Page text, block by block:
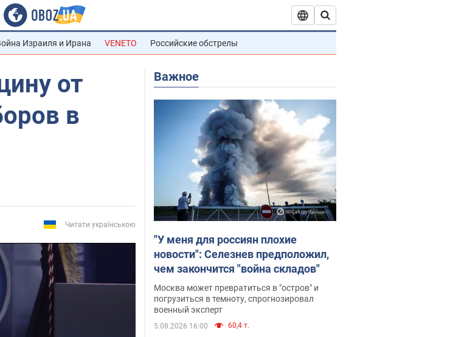
Израиля и Ирана VENETO Российские обстрелы
от
в
Читати українською
Важное
"У меня для россиян плохие
новости": Селезнев предположил,
чем закончится "война складов"
Москва может превратиться в "остров" и
погрузиться в темноту, спрогнозировал
военный эксперт
5.08.2026 16:00 60,4 т.